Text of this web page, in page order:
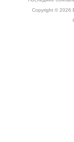
Copyright © 2026